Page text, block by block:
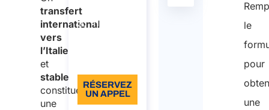
transfert
international
vers
l’Italie
et
stable
constitue
une
110
RÉSERVEZ
UN APPEL
le
pour
une